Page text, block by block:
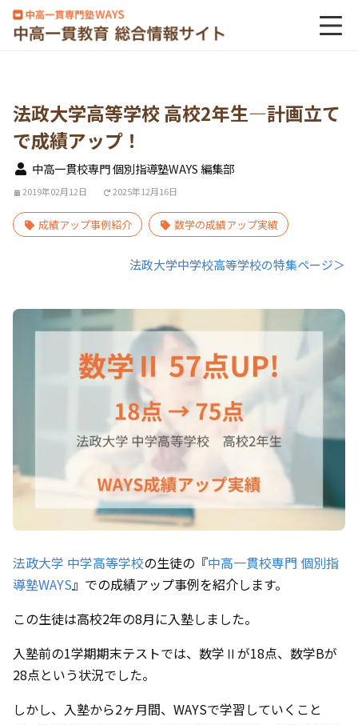
法政大学高等学校 高校2年生―計画立て
で成績アップ！
中高一貫校専門 個別指導塾WAYS 編集部
2019年02月12日 2025年12月16日
成績アップ事例紹介 数学の成績アップ実績
法政大学中学校高等学校の特集ページ＞
法政大学 中学高等学校の生徒の『中高一貫校専門 個別指
導塾WAYS』での成績アップ事例を紹介します。
この生徒は高校2年の8月に入塾しました。
入塾前の1学期期末テストでは、数学Ⅱが18点、数学Bが
28点という状況でした。
しかし、入塾から2ヶ月間、WAYSで学習していくこと